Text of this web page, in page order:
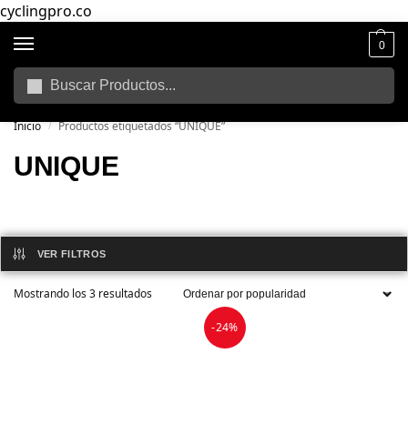
cyclingpro.co
0
🚴‍ Envío gratuito a todo Colombia por compras superiores a $250.000
Inicio / Productos etiquetados “UNIQUE”
UNIQUE
VER FILTROS
Mostrando los 3 resultados
-24%